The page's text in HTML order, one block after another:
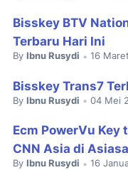
Bisskey BTV
Terbaru Hari Ini
By Ibnu Rusydi • 16
Bisskey Trans7
By Ibnu Rusydi • 04 Mei
Ecm PowerVu
CNN Asia di
By Ibnu Rusydi • 16